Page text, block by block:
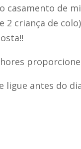
casamento de
2 criança de colo)
ligue antes do